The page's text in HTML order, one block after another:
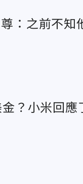
：之前不知
？小米回應